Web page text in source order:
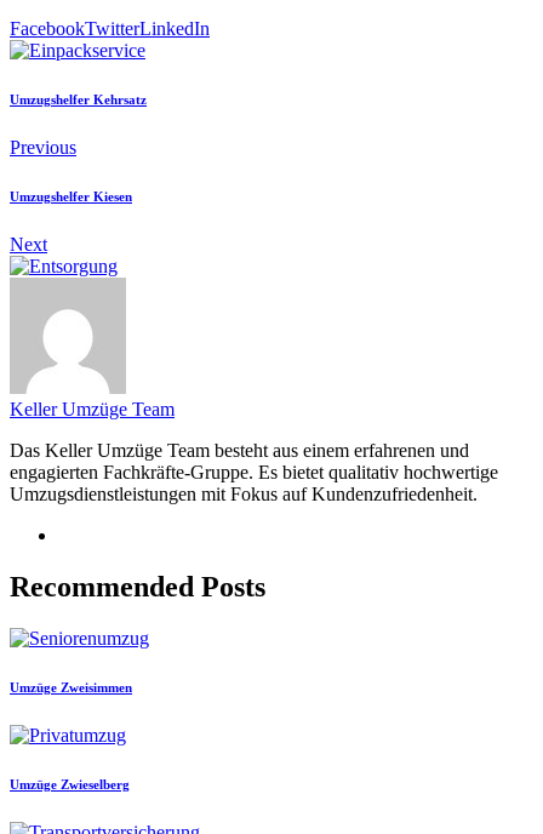
FacebookTwitterLinkedIn
Umzugshelfer Kehrsatz
Previous
Umzugshelfer Kiesen
Next
Keller Umzüge Team
Das Keller Umzüge Team besteht aus einem erfahrenen und
engagierten Fachkräfte-Gruppe. Es bietet qualitativ hochwertige
Umzugsdienstleistungen mit Fokus auf Kundenzufriedenheit.
Recommended Posts
Umzüge Zweisimmen
Umzüge Zwieselberg